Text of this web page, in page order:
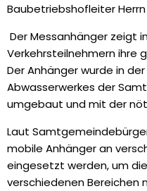
Baubetriebshofleiter
Der Messanhänger zeigt
Verkehrsteilnehmern ihre
Der Anhänger wurde in
Abwasserwerkes der
umgebaut und mit der
Laut
mobile Anhänger an
eingesetzt werden, um
verschiedenen Bereichen